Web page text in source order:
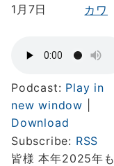
1月7日
カワ
Podcast: Play in
new window
Download
Subscribe: RSS
皆様 本年2025年も